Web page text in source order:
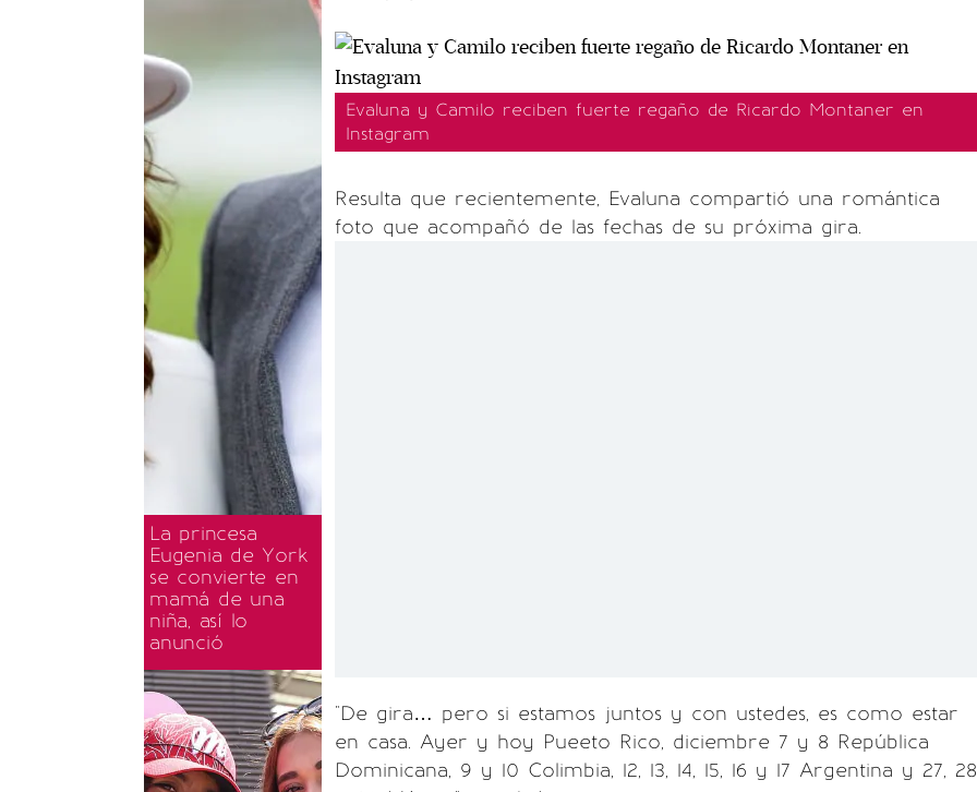
La princesa
Eugenia de York
se convierte en
mamá de una
niña, así lo
anunció
Evaluna y Camilo reciben fuerte regaño de Ricardo Montaner en
Instagram
Resulta que recientemente, Evaluna compartió una romántica
foto que acompañó de las fechas de su próxima gira.
"De gira… pero si estamos juntos y con ustedes, es como estar
en casa. Ayer y hoy Pueeto Rico, diciembre 7 y 8 República
Dominicana, 9 y 10 Colimbia, 12, 13, 14, 15, 16 y 17 Argentina y 27, 28